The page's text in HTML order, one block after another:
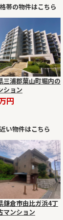
帯の物件はこちら
三浦郡葉山町堀内の
ション
円
い物件はこちら
鎌倉市由比ガ浜4丁
マンション